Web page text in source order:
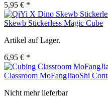
5,95 € *
Skewb Stickerless Magic Cube
Artikel auf Lager.
6,95 € *
Classroom MoFangJiaoShi
Nicht mehr lieferbar